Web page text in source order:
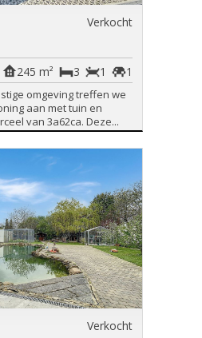
Verkocht
1
1
3
245 m²
omgeving treffen we
aan met tuin en
van 3a62ca. Deze...
Verkocht